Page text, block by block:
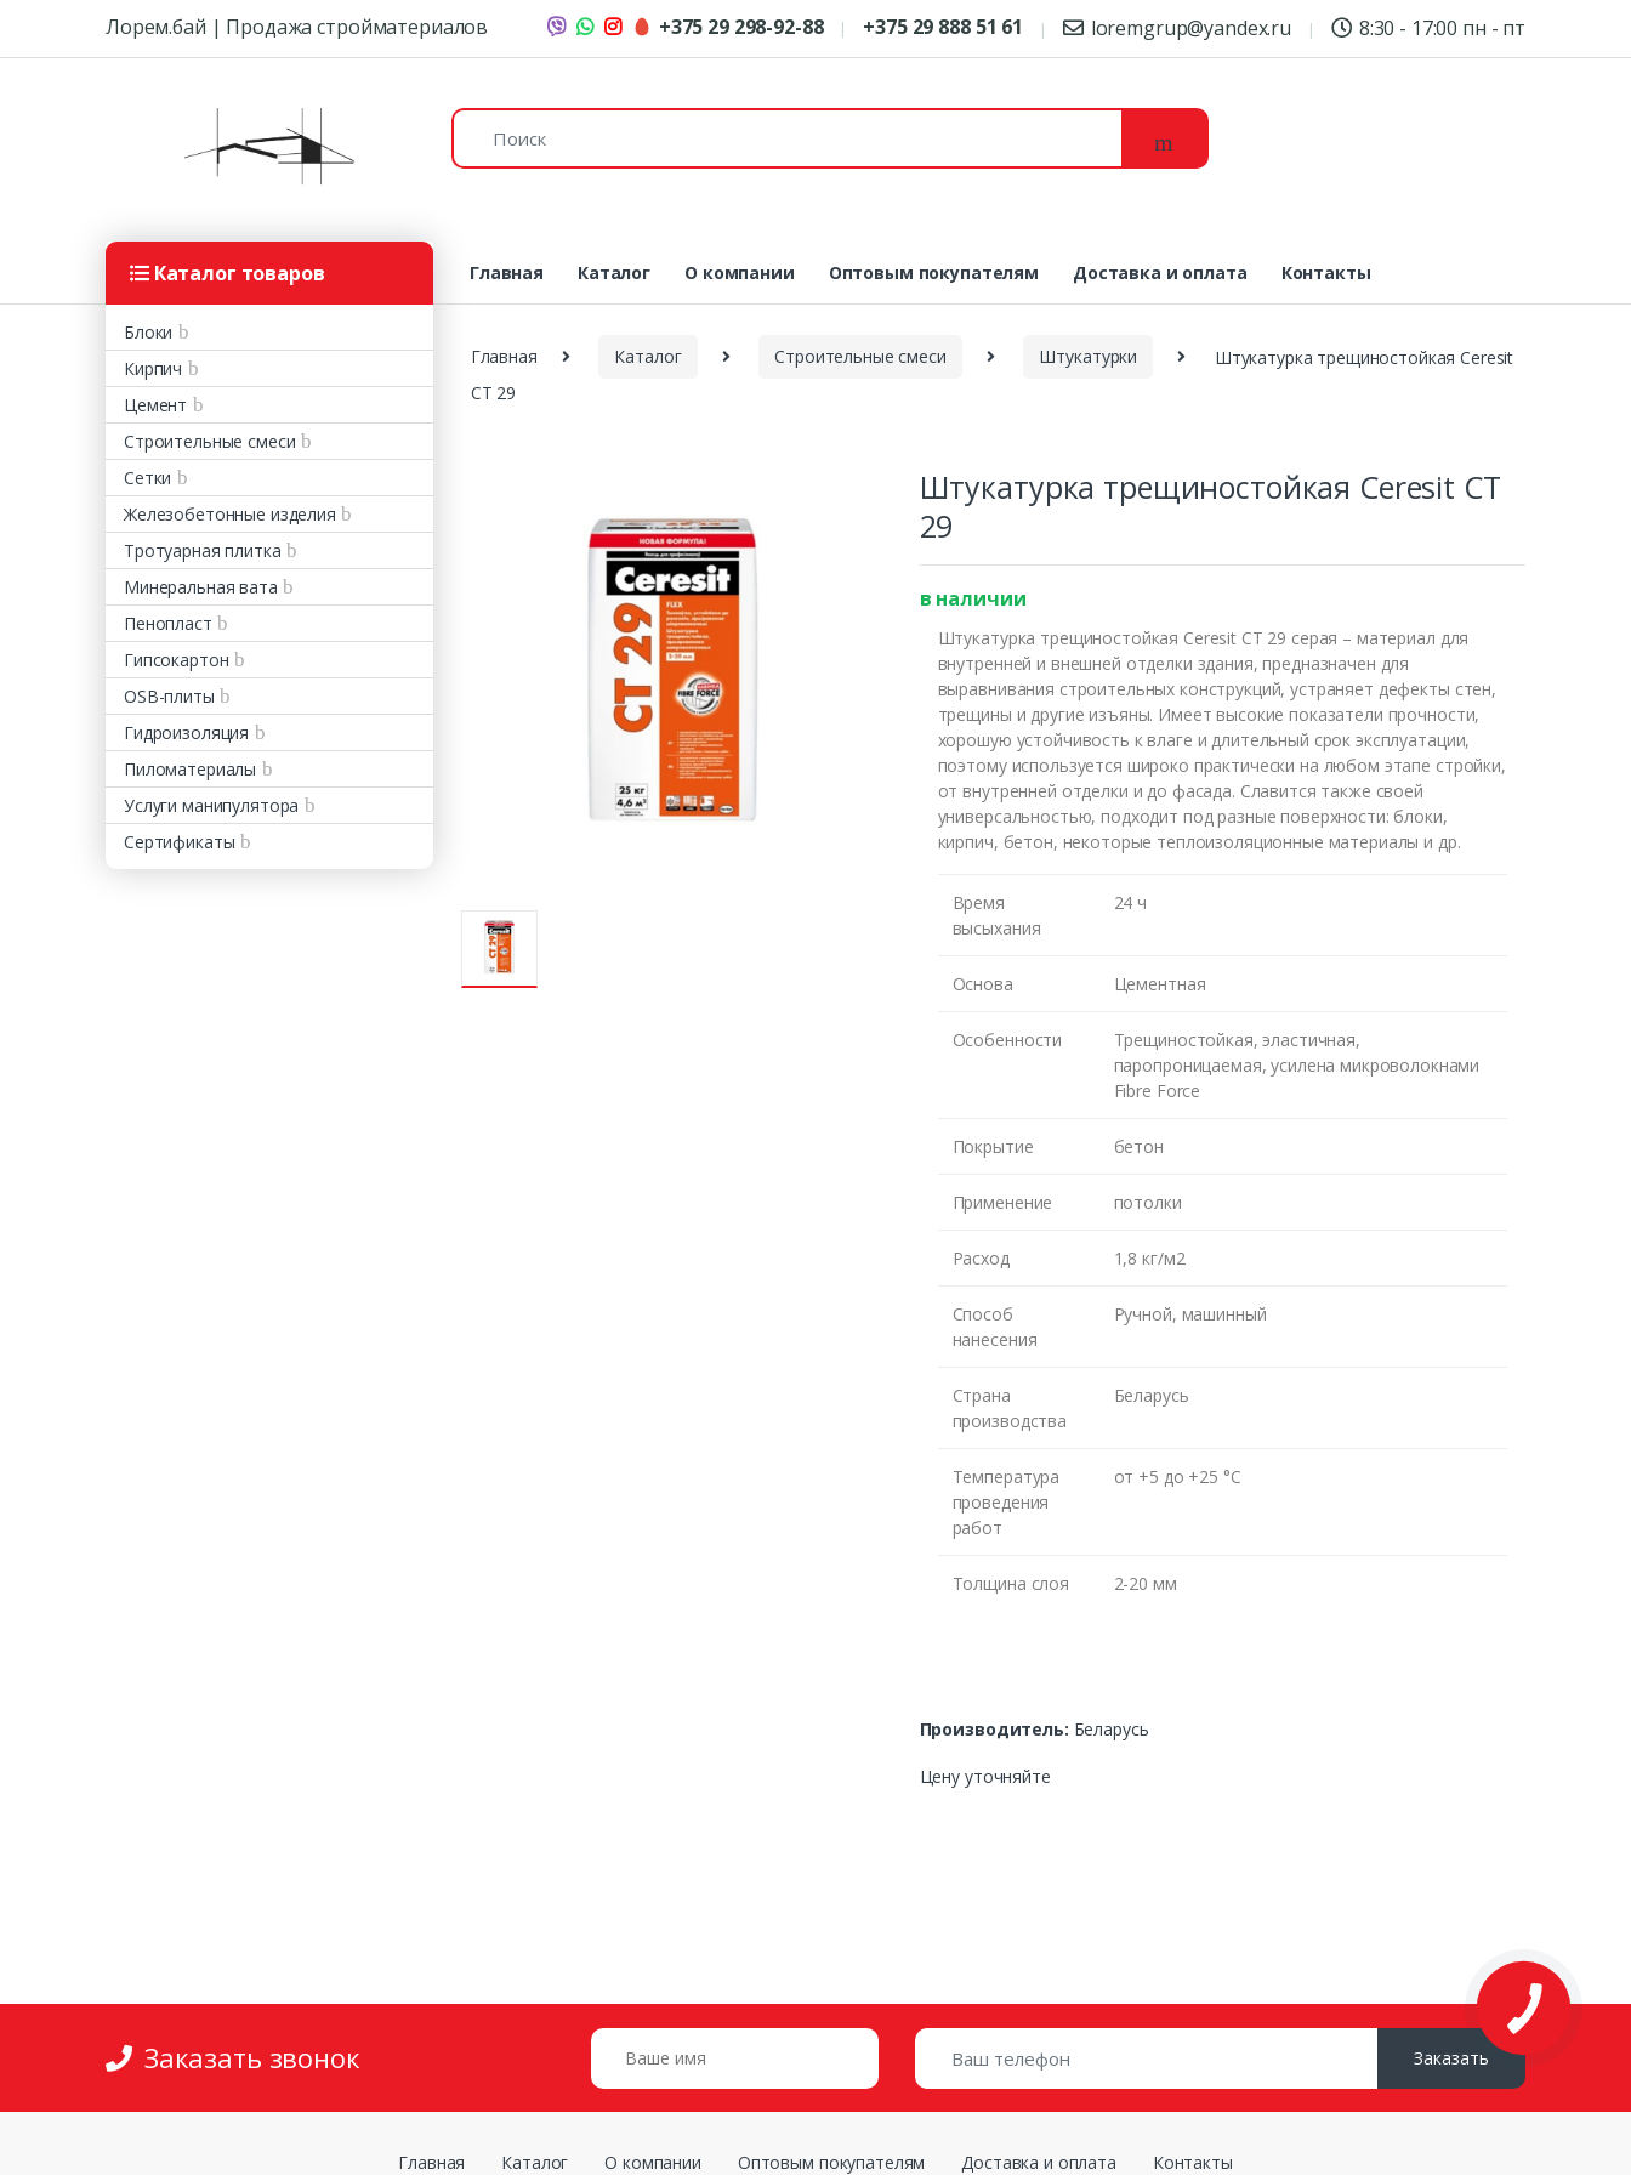
Skip to navigation
Skip to contentЛорем.бай | Продажа стройматериалов +375 29 298-92-88 +375 29 888 51 61 loremgrup@yandex.ru 8:30 - 17:00 пн - пт
Поиск:
Каталог товаров
Блоки
Кирпич
Цемент
Строительные смеси
Сетки
Железобетонные изделия
Тротуарная плитка
Минеральная вата
Пенопласт
Гипсокартон
OSB-плиты
Гидроизоляция
Пиломатериалы
Услуги манипулятора
Сертификаты
Главная Каталог О компании Оптовым покупателям Доставка и оплата Контакты
Главная Каталог Строительные смеси Штукатурки
Штукатурка трещиностойкая Ceresit
CT 29
Штукатурка трещиностойкая Ceresit CT
29
в наличии
Штукатурка трещиностойкая Ceresit CT 29 серая – материал для
внутренней и внешней отделки здания, предназначен для
выравнивания строительных конструкций, устраняет дефекты стен,
трещины и другие изъяны. Имеет высокие показатели прочности,
хорошую устойчивость к влаге и длительный срок эксплуатации,
поэтому используется широко практически на любом этапе стройки,
от внутренней отделки и до фасада. Славится также своей
универсальностью, подходит под разные поверхности: блоки,
кирпич, бетон, некоторые теплоизоляционные материалы и др.
Время
высыхания
24 ч
Основа Цементная
Особенности
Трещиностойкая, эластичная,
паропроницаемая, усилена микроволокнами
Fibre Force
Покрытие бетон
Применение потолки
Расход 1,8 кг/м2
Способ
нанесения
Ручной, машинный
Страна
производства
Беларусь
Температура
проведения
работ
от +5 до +25 °С
Толщина слоя 2-20 мм
Производитель: Беларусь
Цену уточняйте
Заказать звонок Заказать
Главная Каталог О компании Оптовым покупателям Доставка и оплата Контакты
Оставьте номер и мы перезвоним Вам
ЖДУ ЗВОНКА